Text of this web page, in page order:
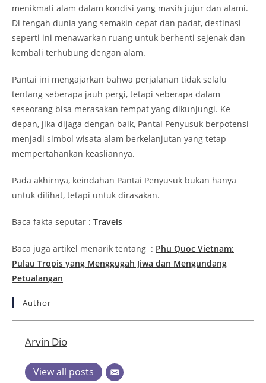
menikmati alam dalam kondisi yang masih jujur dan alami.
Di tengah dunia yang semakin cepat dan padat, destinasi
seperti ini menawarkan ruang untuk berhenti sejenak dan
kembali terhubung dengan alam.
Pantai ini mengajarkan bahwa perjalanan tidak selalu
tentang seberapa jauh pergi, tetapi seberapa dalam
seseorang bisa merasakan tempat yang dikunjungi. Ke
depan, jika dijaga dengan baik, Pantai Penyusuk berpotensi
menjadi simbol wisata alam berkelanjutan yang tetap
mempertahankan keasliannya.
Pada akhirnya, keindahan Pantai Penyusuk bukan hanya
untuk dilihat, tetapi untuk dirasakan.
Baca fakta seputar : Travels
Baca juga artikel menarik tentang : Phu Quoc Vietnam:
Pulau Tropis yang Menggugah Jiwa dan Mengundang
Petualangan
Author
Arvin Dio
View all posts